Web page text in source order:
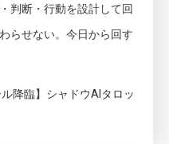
判断・行動を設計して回
らせない。今日から回す
降臨】シャドウAIタロッ